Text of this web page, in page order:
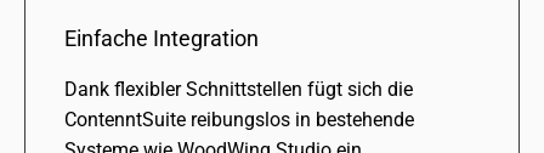
Einfache Integration
Dank flexi­bler Schnittstellen fügt sich die
ContenntSuite reibungs­los in bestehende